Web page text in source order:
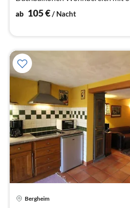
ab 105€/ Nacht
Bergheim